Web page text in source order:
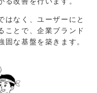
はなく、ユーザーにと
ことで、企業ブランド
な基盤を築きます。